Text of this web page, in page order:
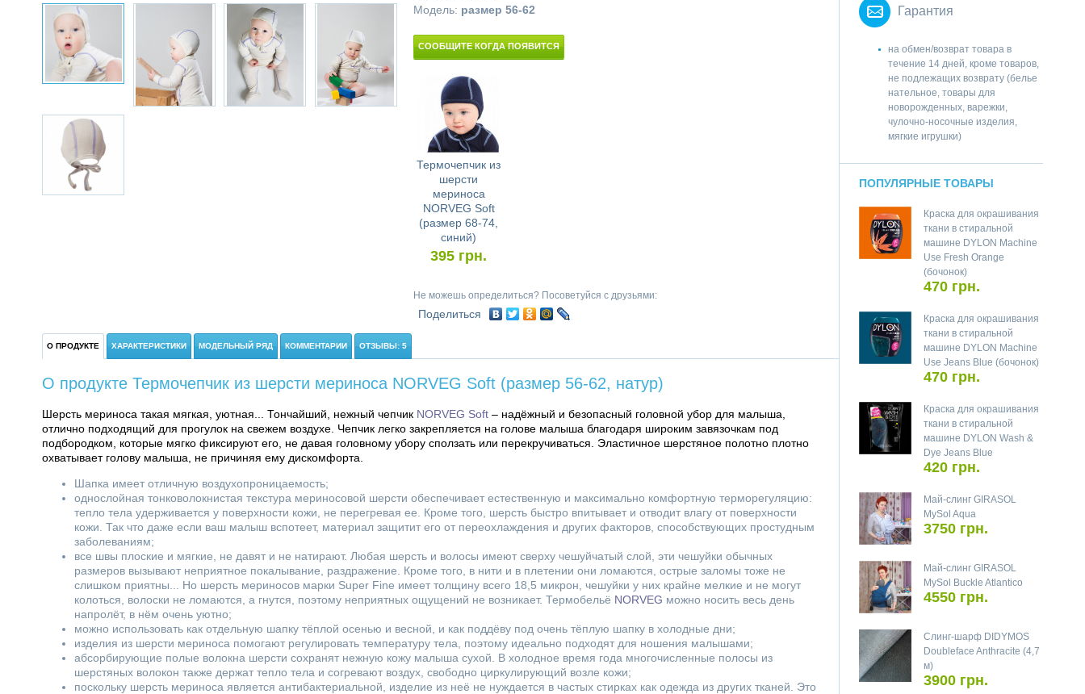
Модель: размер 56-62
СООБЩИТЕ КОГДА ПОЯВИТСЯ
Термочепчик из
шерсти
мериноса
NORVEG Soft
(размер 68-74,
синий)
395 грн.
Не можешь определиться? Посоветуйся с друзьями:
Поделиться
О ПРОДУКТЕ ХАРАКТЕРИСТИКИ МОДЕЛЬНЫЙ РЯД КОММЕНТАРИИ ОТЗЫВЫ: 5
О продукте Термочепчик из шерсти мериноса NORVEG Soft (размер 56-62, натур)
Шерсть мериноса такая мягкая, уютная... Тончайший, нежный чепчик NORVEG Soft – надёжный и безопасный головной убор для малыша,
отлично подходящий для прогулок на свежем воздухе Чепчик легко закрепляется на голове малыша благодаря широким завязочкам под
подбородком, которые мягко фиксируют его, не давая головному убору сползать или перекручиваться. Эластичное шерстяное полотно плотно
охватывает голову малыша, не причиняя ему дискомфорта.
Шапка имеет отличную воздухопроницаемость;
однослойная тонковолокнистая текстура мериносовой шерсти обеспечивает естественную и максимально комфортную терморегуляцию:
тепло тела удерживается у поверхности кожи, не перегревая ее. Кроме того, шерсть быстро впитывает и отводит влагу от поверхности
кожи. Так что даже если ваш малыш вспотеет, материал защитит его от переохлаждения и других факторов, способствующих простудным
заболеваниям;
все швы плоские и мягкие, не давят и не натирают. Любая шерсть и волосы имеют сверху чешуйчатый слой, эти чешуйки обычных
размеров вызывают неприятное покалывание, раздражение. Кроме того, в нити и в плетении они ломаются, острые заломы тоже не
слишком приятны... Но шерсть мериносов марки Super Fine имеет толщину всего 18,5 микрон, чешуйки у них крайне мелкие и не могут
колоться, волоски не ломаются, а гнутся, поэтому неприятных ощущений не возникает. Термобельё NORVEG можно носить весь день
напролёт, в нём очень уютно;
можно использовать как отдельную шапку тёплой осенью и весной, и как поддёву под очень тёплую шапку в холодные дни;
изделия из шерсти мериноса помогают регулировать температуру тела, поэтому идеально подходят для ношения малышами;
абсорбирующие полые волокна шерсти сохранят нежную кожу малыша сухой. В холодное время года многочисленные полосы из
шерстяных волокон также держат тепло тела и согревают воздух, свободно циркулирующий возле кожи;
поскольку шерсть мериноса является антибактериальной, изделие из неё не нуждается в частых стирках как одежда из других тканей. Это
Гарантия
на обмен/возврат товара в
течение 14 дней, кроме товаров,
не подлежащих возврату (белье
нательное, товары для
новорожденных, варежки,
чулочно-носочные изделия,
мягкие игрушки)
ПОПУЛЯРНЫЕ ТОВАРЫ
Краска для окрашивания
ткани в стиральной
машине DYLON Machine
Use Fresh Orange
(бочонок)
470 грн.
Краска для окрашивания
ткани в стиральной
машине DYLON Machine
Use Jeans Blue (бочонок)
470 грн.
Краска для окрашивания
ткани в стиральной
машине DYLON Wash &
Dye Jeans Blue
420 грн.
Май-слинг GIRASOL
MySol Aqua
3750 грн.
Май-слинг GIRASOL
MySol Buckle Atlantico
4550 грн.
Слинг-шарф DIDYMOS
Doubleface Anthracite (4,7
м)
3900 грн.